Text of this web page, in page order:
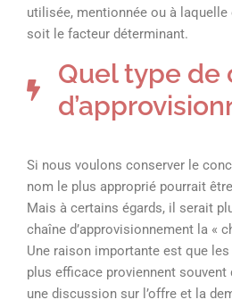
utilisée, mentionnée ou à
soit le facteur déterminant.
Quel type de
Si nous voulons conserver le
nom le plus approprié pourrait
Mais à certains égards, il serait
chaîne d’approvisionnement la «
Une raison importante est que les
plus efficace proviennent souvent
une discussion sur l’offre et la